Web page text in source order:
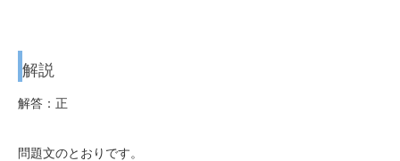
解説
解答：正
問題文のとおりです。